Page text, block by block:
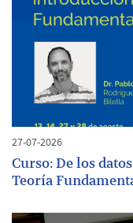
27-07-2026
Curso: De los
Teoría